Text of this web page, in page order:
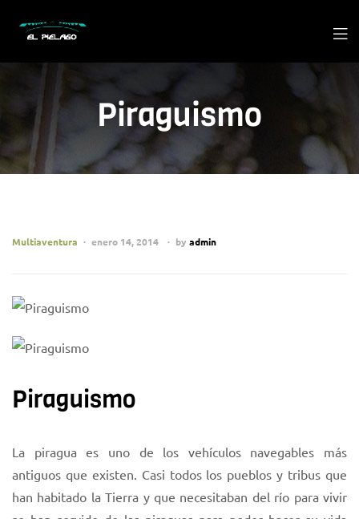
Piraguismo
Multiaventura enero 14, 2014 by admin
Piraguismo
La piragua es uno de los vehículos navegables más
antiguos que existen. Casi todos los pueblos y tribus que
han habitado la Tierra y que necesitaban del río para vivir